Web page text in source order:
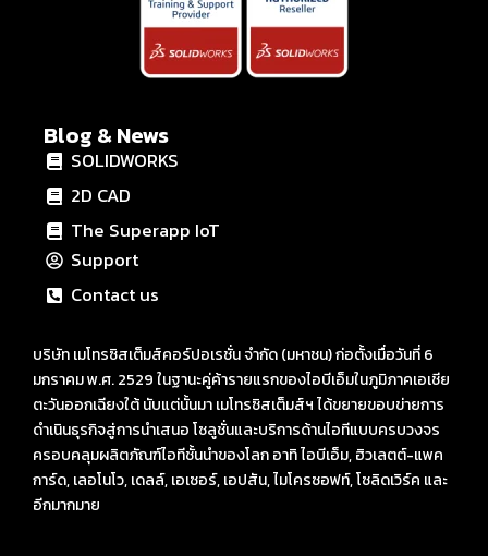
Blog & News
SOLIDWORKS
2D CAD
The Superapp IoT
Support
Contact us
บริษัท เมโทรซิสเต็มส์คอร์ปอเรชั่น จำกัด (มหาชน) ก่อตั้งเมื่อวันที่ 6
มกราคม พ.ศ. 2529 ในฐานะคู่ค้ารายแรกของไอบีเอ็มในภูมิภาคเอเชีย
ตะวันออกเฉียงใต้ นับแต่นั้นมา เมโทรซิสเต็มส์ฯ ได้ขยายขอบข่ายการ
ดำเนินธุรกิจสู่การนำเสนอ โซลูชั่นและบริการด้านไอทีแบบครบวงจร
ครอบคลุมผลิตภัณฑ์ไอทีชั้นนำของโลก อาทิ ไอบีเอ็ม, ฮิวเลตต์-แพค
การ์ด, เลอโนโว, เดลล์, เอเซอร์, เอปสัน, ไมโครซอฟท์, โซลิดเวิร์ค และ
อีกมากมาย